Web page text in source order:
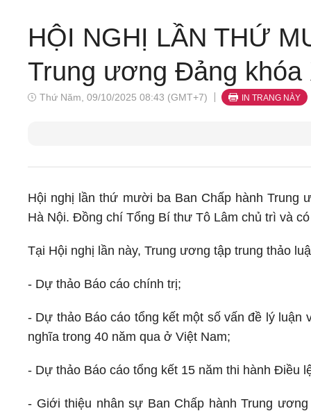
HỘI NGHỊ LẦN THỨ
Trung ương Đảng khóa
Thứ Năm, 09/10/2025 08:43 (GMT+7) IN TRANG NÀY
Hội nghị lần thứ mười ba Ban Chấp hành Trung
Hà Nội. Đồng chí Tổng Bí thư Tô Lâm chủ trì và
Tại Hội nghị lần này, Trung ương tập trung thảo
- Dự thảo Báo cáo chính trị;
- Dự thảo Báo cáo tổng kết một số vấn đề lý
nghĩa trong 40 năm qua ở Việt Nam;
- Dự thảo Báo cáo tổng kết 15 năm thi hành Điều
- Giới thiệu nhân sự Ban Chấp hành Trung